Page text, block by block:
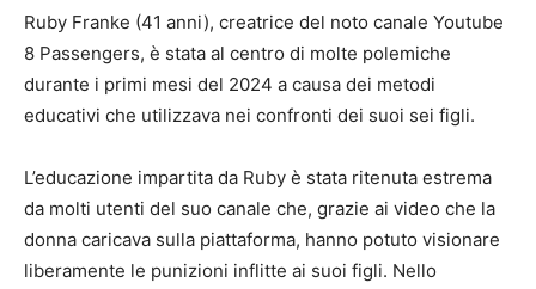
Ruby Franke (41 anni), creatrice del noto canale Youtube
8 Passengers, è stata al centro di molte polemiche
durante i primi mesi del 2024 a causa dei metodi
educativi che utilizzava nei confronti dei suoi sei figli.
L’educazione impartita da Ruby è stata ritenuta estrema
da molti utenti del suo canale che, grazie ai video che la
donna caricava sulla piattaforma, hanno potuto visionare
liberamente le punizioni inflitte ai suoi figli. Nello